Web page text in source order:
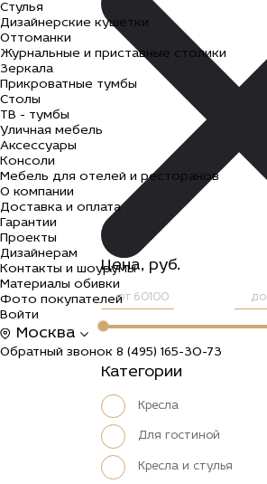
Стулья
Дизайнерские кушетки
Оттоманки
Журнальные и приставные столики
Зеркала
Прикроватные тумбы
Столы
ТВ - тумбы
Уличная мебель
Аксессуары
Консоли
Мебель для отелей и ресторанов
О компании
Доставка и оплата
Гарантии
Проекты
Дизайнерам
Контакты и шоурумы
Материалы обивки
Фото покупателей
Войти
Москва
Обратный звонок 8 (495) 165-30-73
Цена, руб.
от до
Категории
Кресла
Для гостиной
Кресла и стулья